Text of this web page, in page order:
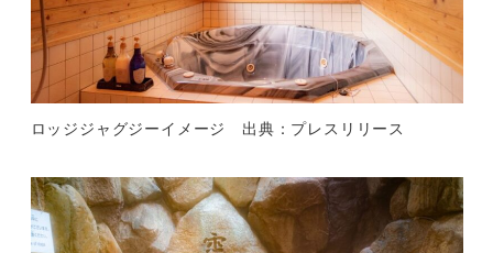
ロッジジャグジーイメージ 出典：プレスリリース